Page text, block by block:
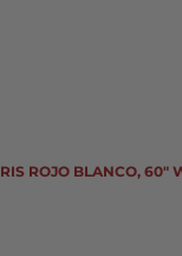
ROJO BLANCO, 60"